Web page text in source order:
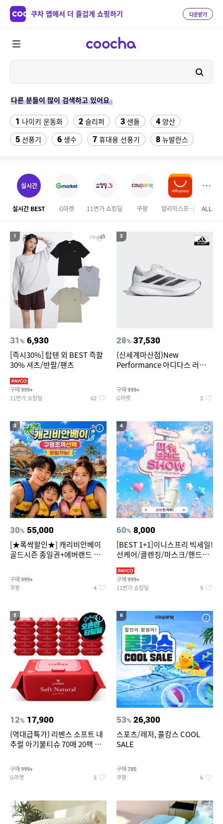
쿠차 앱에서 더 즐겁게 쇼핑하기 다운받기
다른 분들이 많이 검색하고 있어요
1 나이키 운동화 2 슬리퍼 3 샌들 4 양산
5 선풍기 6 생수 7 휴대용 선풍기 8 뉴발란스
12 라인댄스옷
15 미니 탁상용 선풍기 업소용 가림막
18 다마고치파라다이스 19 더뉴 아반떼ad 20 전기롤 ALL
실시간
실시간 BEST G마켓 11번가 쇼킹딜 쿠팡 알리익스프레스 오늘
1
31% 6,930
[즉시30%] 탑텐 외 BEST 즉할
30% 셔츠/반팔/팬츠
구매 999+
11번가 쇼킹딜 62
2
28% 37,530
(신세계마산점)New
Performance 아디다스 러닝화
구매 999+
G마켓 2
3
30% 55,000
[★폭싹할인★] 캐리비안베이
골드시즌 종일권+에버랜드 오
구매 999+
쿠팡 4
4
60% 8,000
[BEST 1+1]이니스프리 빅세일!
선케어/클렌징/마스크/핸드크
구매 999+
11번가 쇼킹딜 5
5
12% 17,900
(역대급특가) 리벤스 소프트 내
추럴 아기물티슈 70매 20팩 캡
구매 999+
G마켓 5
6
53% 26,300
스포츠/레저, 풀캉스 COOL
SALE
구매 785
쿠팡 6